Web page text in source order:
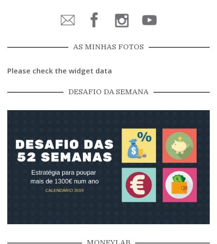
AS MINHAS FOTOS
Please check the widget data
DESAFIO DA SEMANA